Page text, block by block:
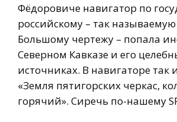
Фёдоровиче навигатор по
российскому – так
Большому чертежу – попала
Северном Кавказе и его
источниках. В навигаторе так
«Земля пятигорских черкас,
горячий». Сиречь по-нашему